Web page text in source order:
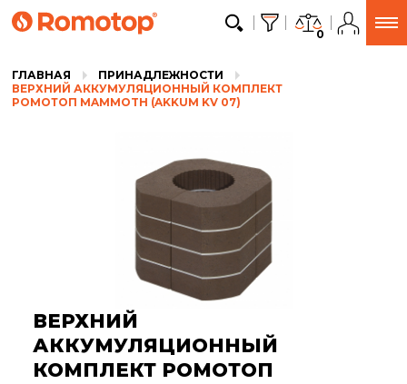
0
ГЛАВНАЯ
ПРИНАДЛЕЖНОСТИ
ВЕРХНИЙ АККУМУЛЯЦИОННЫЙ КОМПЛЕКТ
РОМОТОП MAMMOTH (AKKUM KV 07)
ВЕРХНИЙ
АККУМУЛЯЦИОННЫЙ
КОМПЛЕКТ РОМОТОП